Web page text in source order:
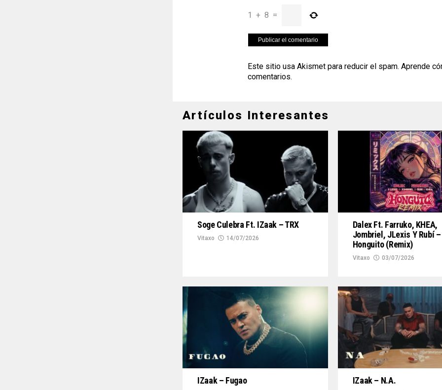
1 + 8 =
Este sitio usa Akismet para reducir el spam. Aprende
comentarios.
Artículos Interesantes
Soge Culebra Ft. IZaak – TRX
Vitaxo 14/07/2026
Dalex Ft. Farruko, KHEA,
Jombriel, JLexis Y Rubí –
Honguito (Remix)
Vitaxo 03/07/2026
IZaak – Fugao IZaak – N.A.